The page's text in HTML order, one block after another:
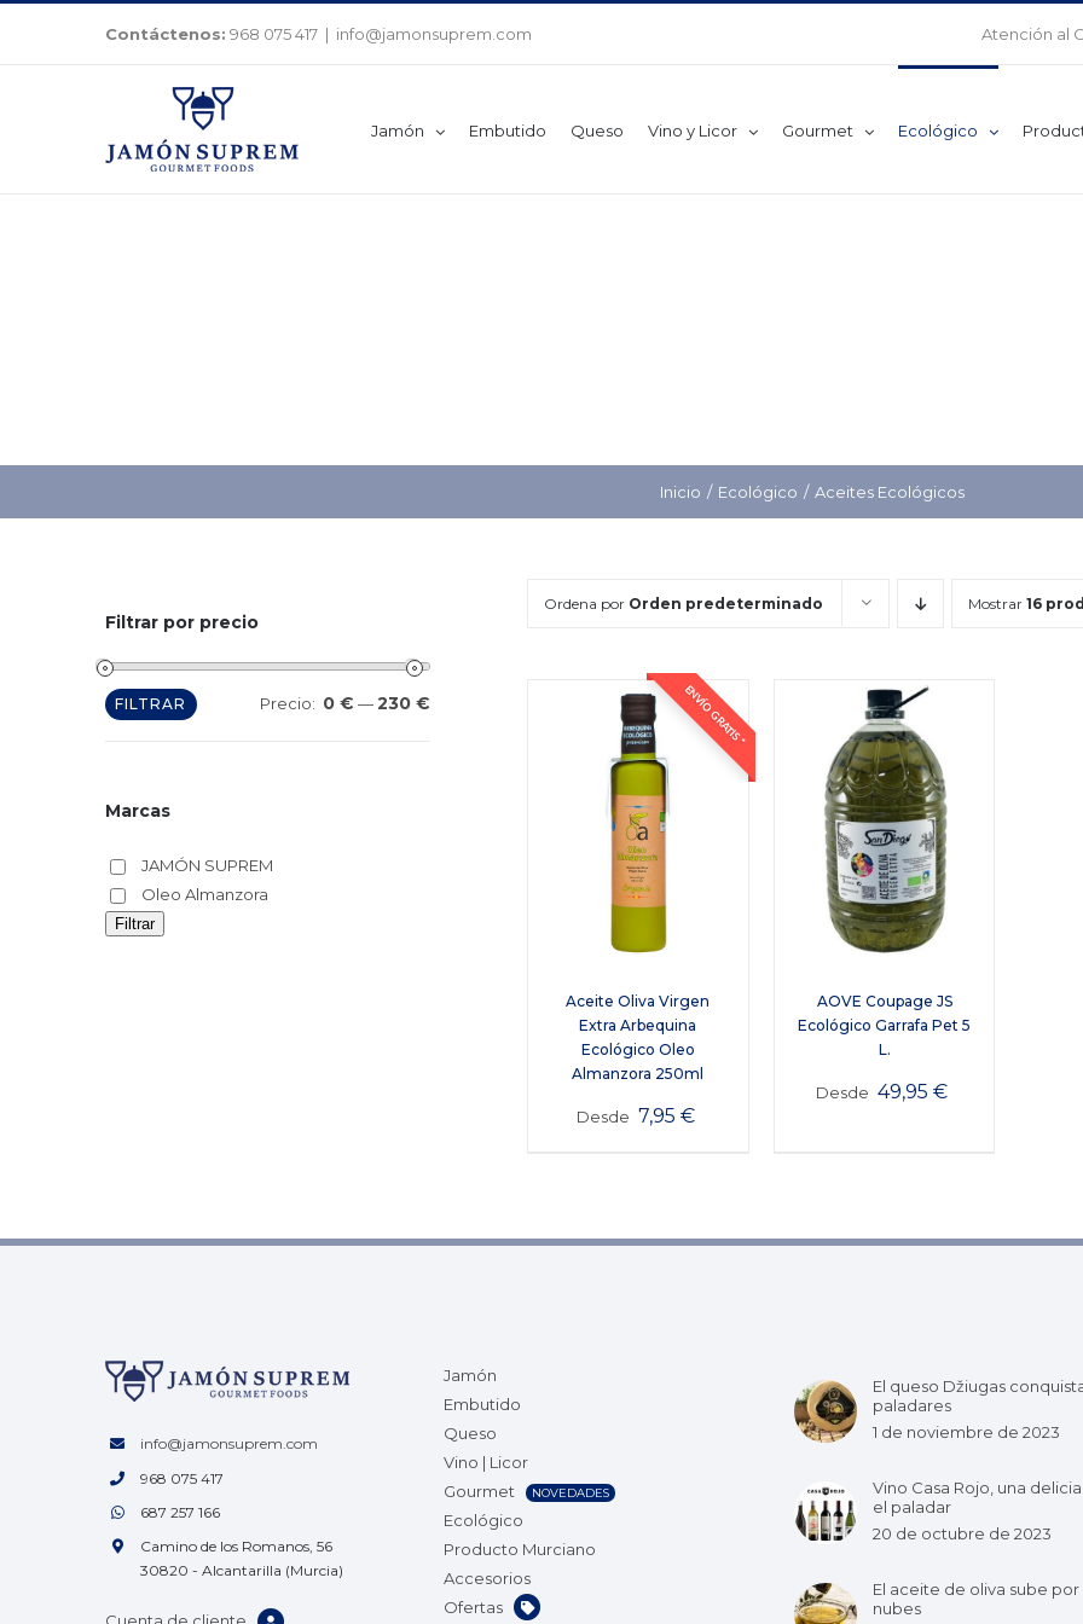
Contáctenos: 968 075 417 | info@jamonsuprem.com Atención al
Jamón Embutido Queso Vino y Licor Gourmet Ecológico
Inicio Ecológico Aceites Ecológicos
Ordena por Orden predeterminado Mostrar16
ENVÍO GRATIS *
Aceite Oliva Virgen
Extra Arbequina
Ecológico Oleo
Almanzora 250ml
Desde 7,95 €
AOVE Coupage JS
Ecológico Garrafa Pet 5
L.
Desde 49,95€
Filtrar por precio
FILTRAR Precio: 0 € —230 €
Marcas
JAMÓN SUPREM
Oleo Almanzora
Filtrar
info@jamonsuprem.com
968 075 417
687 257 166
Camino de los Romanos, 56
30820 - Alcantarilla (Murcia)
Jamón
Embutido
Queso
Vino | Licor
Gourmet
NOVEDADES
Ecológico
Producto Murciano
Accesorios
Ofertas
El queso Džiugas
paladares
1 de noviembre de 2023
Vino Casa Rojo, una
el paladar
20 de octubre de 2023
El aceite de oliva sube por
nubes